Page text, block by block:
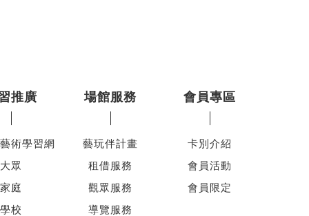
推廣
術學習網
大眾
家庭
學校
場館服務
藝玩伴計畫
租借服務
觀眾服務
導覽服務
會員專區
卡別介紹
會員活動
會員限定